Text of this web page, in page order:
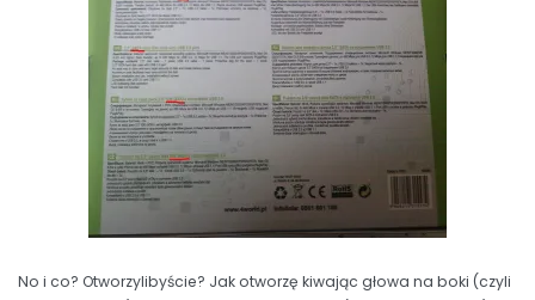
No i co? Otworzylibyście? Jak otworzę kiwając głowa na boki (czyli